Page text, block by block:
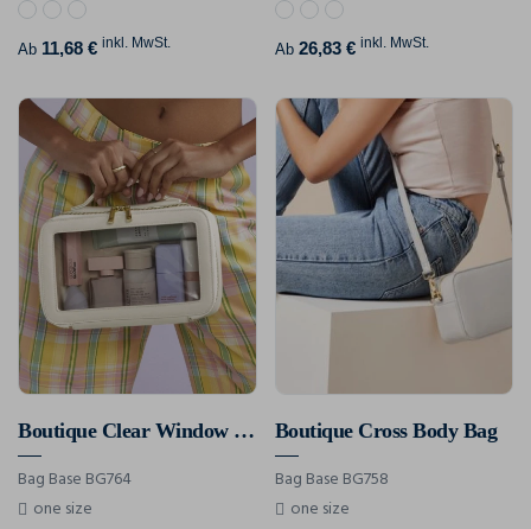
Ab 11,68 € inkl. MwSt. Ab 26,83 € inkl. MwSt.
Boutique Clear Window Travel Case
Bag Base BG764
one size
Boutique Cross Body Bag
Bag Base BG758
one size